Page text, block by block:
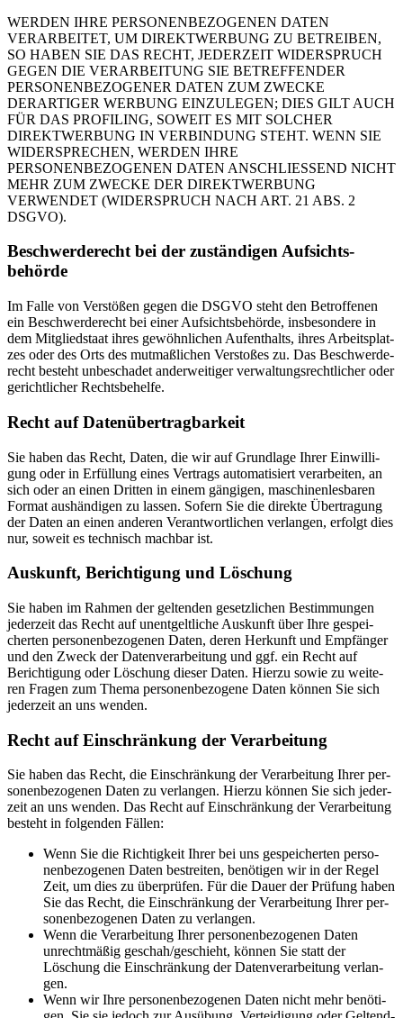
WERDEN IHRE PERSONENBEZOGENEN DATEN
VERARBEITET, UM DIREKTWERBUNG ZU BETREIBEN,
SO HABEN SIE DAS RECHT, JEDERZEIT WIDERSPRUCH
GEGEN DIE VERARBEITUNG SIE BETREFFENDER
PERSONENBEZOGENER DATEN ZUM ZWECKE
DERARTIGER WERBUNG EINZULEGEN; DIES GILT AUCH
FÜR DAS PROFILING, SOWEIT ES MIT SOLCHER
DIREKTWERBUNG IN VERBINDUNG STEHT. WENN SIE
WIDERSPRECHEN, WERDEN IHRE
PERSONENBEZOGENEN DATEN ANSCHLIESSEND NICHT
MEHR ZUM ZWECKE DER DIREKTWERBUNG
VERWENDET (WIDERSPRUCH NACH ART. 21 ABS. 2
DSGVO).
Beschwerde­recht bei der zustän­di­gen Aufsichts­
behörde
Im Fal­le von Ver­stö­ßen gegen die DSGVO steht den Betrof­fe­nen
ein Beschwer­de­recht bei einer Auf­sichts­be­hör­de, ins­be­son­de­re in
dem Mit­glied­staat ihres gewöhn­li­chen Auf­ent­halts, ihres Arbeits­plat­
zes oder des Orts des mut­maß­li­chen Ver­sto­ßes zu. Das Beschwer­de­
recht besteht unbe­scha­det ander­wei­ti­ger ver­wal­tungs­recht­li­cher oder
gericht­li­cher Rechts­be­hel­fe.
Recht auf Daten­übertrag­barkeit
Sie haben das Recht, Daten, die wir auf Grund­la­ge Ihrer Ein­wil­li­
gung oder in Erfül­lung eines Ver­trags auto­ma­ti­siert ver­ar­bei­ten, an
sich oder an einen Drit­ten in einem gän­gi­gen, maschi­nen­les­ba­ren
For­mat aus­hän­di­gen zu las­sen. Sofern Sie die direk­te Über­tra­gung
der Daten an einen ande­ren Ver­ant­wort­li­chen ver­lan­gen, erfolgt dies
nur, soweit es tech­nisch mach­bar ist.
Aus­kunft, Berich­ti­gung und Löschung
Sie haben im Rah­men der gel­ten­den gesetz­li­chen Bestim­mun­gen
jeder­zeit das Recht auf unent­gelt­li­che Aus­kunft über Ihre gespei­
cher­ten per­so­nen­be­zo­ge­nen Daten, deren Her­kunft und Emp­fän­ger
und den Zweck der Daten­ver­ar­bei­tung und ggf. ein Recht auf
Berich­ti­gung oder Löschung die­ser Daten. Hier­zu sowie zu wei­te­
ren Fra­gen zum The­ma per­so­nen­be­zo­ge­ne Daten kön­nen Sie sich
jeder­zeit an uns wen­den.
Recht auf Ein­schrän­kung der Ver­ar­bei­tung
Sie haben das Recht, die Ein­schrän­kung der Ver­ar­bei­tung Ihrer per­
so­nen­be­zo­ge­nen Daten zu ver­lan­gen. Hier­zu kön­nen Sie sich jeder­
zeit an uns wen­den. Das Recht auf Ein­schrän­kung der Ver­ar­bei­tung
besteht in fol­gen­den Fäl­len:
Wenn Sie die Rich­tig­keit Ihrer bei uns gespei­cher­ten per­so­
nen­be­zo­ge­nen Daten bestrei­ten, benö­ti­gen wir in der Regel
Zeit, um dies zu über­prü­fen. Für die Dau­er der Prü­fung haben
Sie das Recht, die Ein­schrän­kung der Ver­ar­bei­tung Ihrer per­
so­nen­be­zo­ge­nen Daten zu ver­lan­gen.
Wenn die Ver­ar­bei­tung Ihrer per­so­nen­be­zo­ge­nen Daten
unrecht­mä­ßig geschah/geschieht, kön­nen Sie statt der
Löschung die Ein­schrän­kung der Daten­ver­ar­bei­tung ver­lan­
gen.
Wenn wir Ihre per­so­nen­be­zo­ge­nen Daten nicht mehr benö­ti­